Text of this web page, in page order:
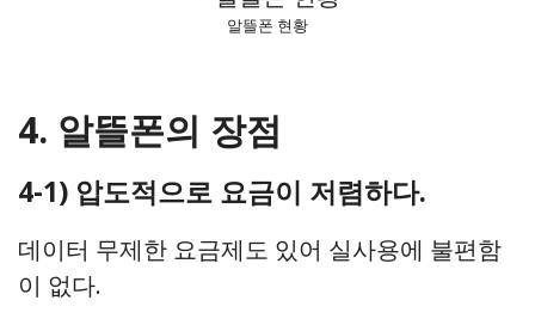
알뜰폰 현황
4. 알뜰폰의 장점
4-1) 압도적으로 요금이 저렴하다.
데이터 무제한 요금제도 있어 실사용에 불편함
이 없다.